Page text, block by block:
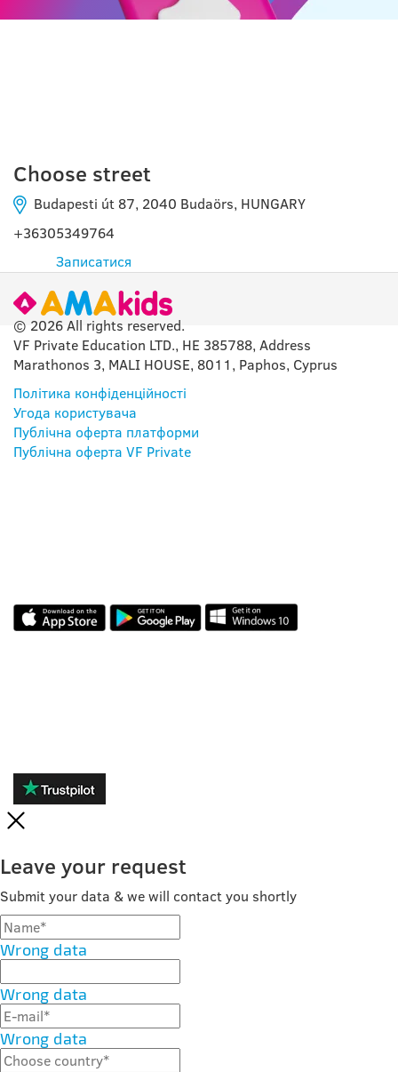
Choose street
Budapesti út 87, 2040 Budaörs, HUNGARY
+36305349764
Записатися
© 2026 All rights reserved.
VF Private Education LTD., HE 385788, Address
Marathonos 3, MALI HOUSE, 8011, Paphos, Cyprus
Політика конфіденційності
Угода користувача
Публічна оферта платформи
Публічна оферта VF Private
Leave your request
Submit your data & we will contact you shortly
Wrong data
Wrong data
Wrong data